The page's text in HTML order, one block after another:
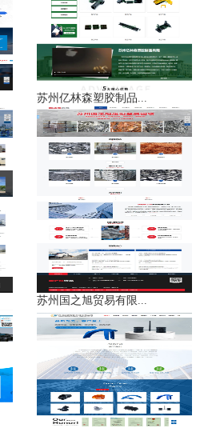
苏州亿林森塑胶制品...
苏州国之旭贸易有限...